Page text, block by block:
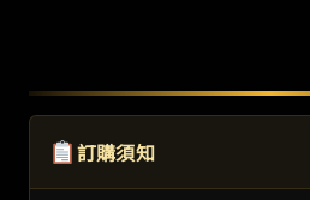
訂購須知